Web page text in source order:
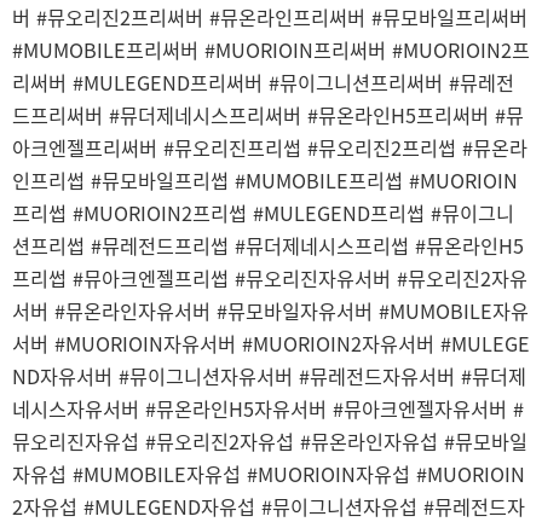
버 #뮤오리진2프리써버 #뮤온라인프리써버 #뮤모바일프리써버
#MUMOBILE프리써버 #MUORIOIN프리써버 #MUORIOIN2프
리써버 #MULEGEND프리써버 #뮤이그니션프리써버 #뮤레전
드프리써버 #뮤더제네시스프리써버 #뮤온라인H5프리써버 #뮤
아크엔젤프리써버 #뮤오리진프리썹 #뮤오리진2프리썹 #뮤온라
인프리썹 #뮤모바일프리썹 #MUMOBILE프리썹 #MUORIOIN
프리썹 #MUORIOIN2프리썹 #MULEGEND프리썹 #뮤이그니
션프리썹 #뮤레전드프리썹 #뮤더제네시스프리썹 #뮤온라인H5
프리썹 #뮤아크엔젤프리썹 #뮤오리진자유서버 #뮤오리진2자유
서버 #뮤온라인자유서버 #뮤모바일자유서버 #MUMOBILE자유
서버 #MUORIOIN자유서버 #MUORIOIN2자유서버 #MULEGE
ND자유서버 #뮤이그니션자유서버 #뮤레전드자유서버 #뮤더제
네시스자유서버 #뮤온라인H5자유서버 #뮤아크엔젤자유서버 #
뮤오리진자유섭 #뮤오리진2자유섭 #뮤온라인자유섭 #뮤모바일
자유섭 #MUMOBILE자유섭 #MUORIOIN자유섭 #MUORIOIN
2자유섭 #MULEGEND자유섭 #뮤이그니션자유섭 #뮤레전드자